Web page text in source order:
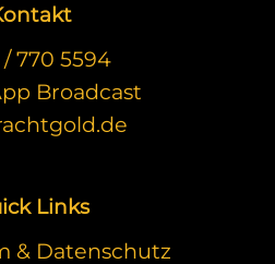
/ 770 5594
Broadcast
Links
& Datenschutz